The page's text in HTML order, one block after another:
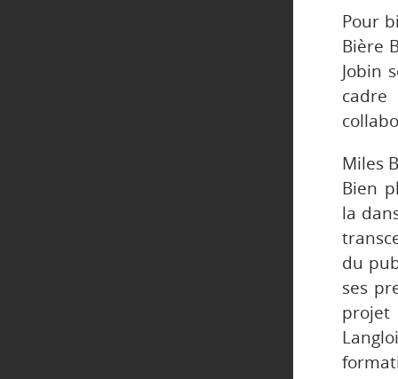
Pour
Bière
Jobin
Miles
Bien
la
du
ses